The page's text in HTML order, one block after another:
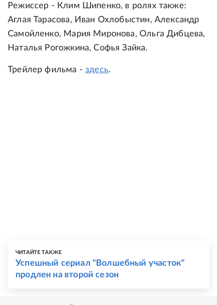
Режиссер - Клим Шипенко, в ролях также:
Аглая Тарасова, Иван Охлобыстин, Александр
Самойленко, Мария Миронова, Ольга Дибцева,
Наталья Рогожкина, Софья Зайка.
Трейлер фильма -здесь.
ЧИТАЙТЕ ТАКЖЕ
Успешный сериал "Волшебный участок"
продлен на второй сезон